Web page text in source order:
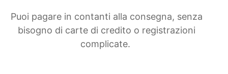
Puoi pagare in contanti alla consegna, senza
bisogno di carte di credito o registrazioni
complicate.